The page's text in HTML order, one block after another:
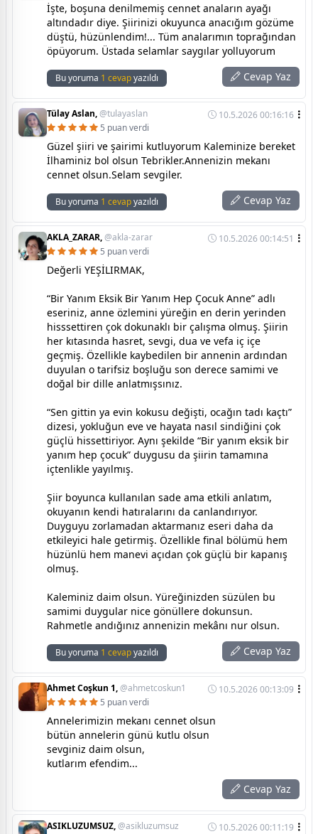
İşte, boşuna denilmemiş cennet anaların ayağı
altındadır diye. Şiirinizi okuyunca anacığım gözüme
düştü, hüzünlendim!... Tüm analarımın toprağından
öpüyorum. Üstada selamlar saygılar yolluyorum
Bu yoruma 1 cevapyazıldı Cevap Yaz
Tülay Aslan,@tulayaslan
10.5.2026 00:16:16
5 puan verdi
Güzel şiiri ve şairimi kutluyorum Kaleminize bereket
İlhaminiz bol olsun Tebrikler.Annenizin mekanı
cennet olsun.Selam sevgiler.
Bu yoruma 1 cevapyazıldı Cevap Yaz
AKLA_ZARAR,@akla-zarar
10.5.2026 00:14:51
5 puan verdi
Değerli YEŞİLIRMAK,
“Bir Yanım Eksik Bir Yanım Hep Çocuk Anne” adlı
eseriniz, anne özlemini yüreğin en derin yerinden
hisssettiren çok dokunaklı bir çalışma olmuş. Şiirin
her kıtasında hasret, sevgi, dua ve vefa iç içe
geçmiş. Özellikle kaybedilen bir annenin ardından
duyulan o tarifsiz boşluğu son derece samimi ve
doğal bir dille anlatmışsınız.
“Sen gittin ya evin kokusu değişti, ocağın tadı kaçtı”
dizesi, yokluğun eve ve hayata nasıl sindiğini çok
güçlü hissettiriyor. Aynı şekilde “Bir yanım eksik bir
yanım hep çocuk” duygusu da şiirin tamamına
içtenlikle yayılmış.
Şiir boyunca kullanılan sade ama etkili anlatım,
okuyanın kendi hatıralarını da canlandırıyor.
Duyguyu zorlamadan aktarmanız eseri daha da
etkileyici hale getirmiş. Özellikle final bölümü hem
hüzünlü hem manevi açıdan çok güçlü bir kapanış
olmuş.
Kaleminiz daim olsun. Yüreğinizden süzülen bu
samimi duygular nice gönüllere dokunsun.
Rahmetle andığınız annenizin mekânı nur olsun.
Bu yoruma 1 cevapyazıldı Cevap Yaz
Ahmet Coşkun 1,@ahmetcoskun1
10.5.2026 00:13:09
5 puan verdi
Annelerimizin mekanı cennet olsun
bütün annelerin günü kutlu olsun
sevginiz daim olsun,
kutlarım efendim...
Cevap Yaz
ASIKLUZUMSUZ,@asikluzumsuz
10.5.2026 00:11:19